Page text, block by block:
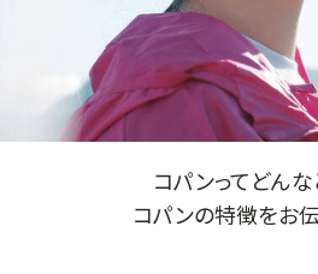
コパンってどんな
コパンの特徴をお伝